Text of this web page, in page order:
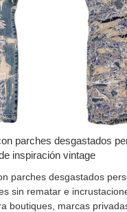
parches desgastados
inspiración vintage
parches desgastados
sin rematar e
boutiques, marcas